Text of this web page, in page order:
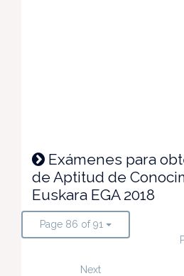
Exámenes para
de Aptitud de
Euskara EGA 2018
Page 86 of 91
Next